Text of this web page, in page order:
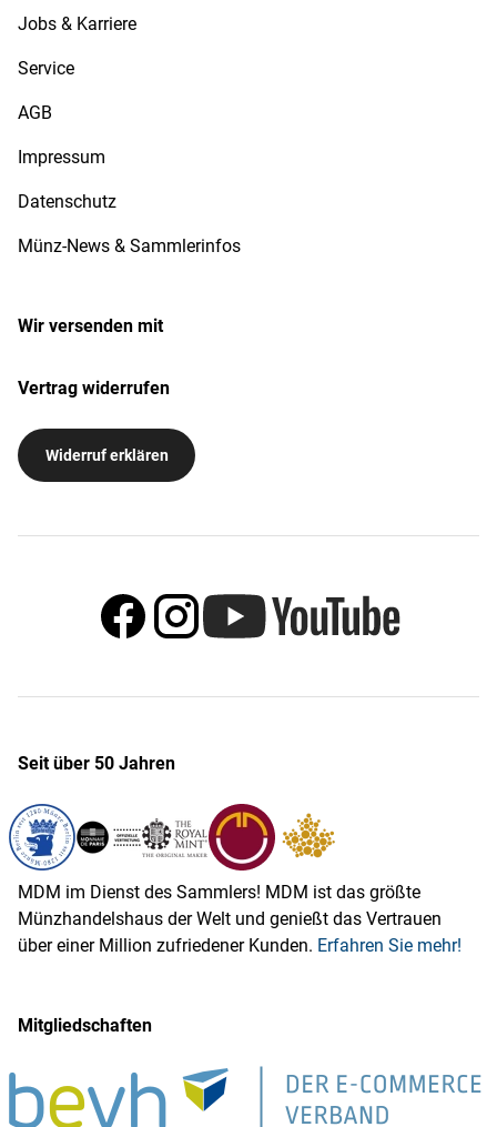
Jobs & Karriere
Service
AGB
Impressum
Datenschutz
Münz-News & Sammlerinfos
Wir versenden mit
Vertrag widerrufen
Widerruf erklären
Seit über 50 Jahren
MDM im Dienst des Sammlers! MDM ist das größte
Münzhandelshaus der Welt und genießt das Vertrauen
über einer Million zufriedener Kunden. Erfahren Sie mehr!
Mitgliedschaften